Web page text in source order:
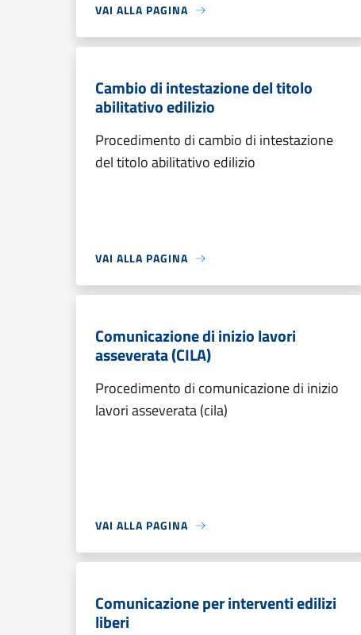
VAI ALLA PAGINA
Cambio di intestazione del titolo
abilitativo edilizio
Procedimento di cambio di intestazione
del titolo abilitativo edilizio
VAI ALLA PAGINA
Comunicazione di inizio lavori
asseverata (CILA)
Procedimento di comunicazione di inizio
lavori asseverata (cila)
VAI ALLA PAGINA
Comunicazione per interventi edilizi
liberi